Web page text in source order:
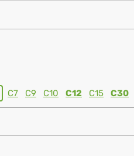
C7 C9 C10 C12 C15 C30